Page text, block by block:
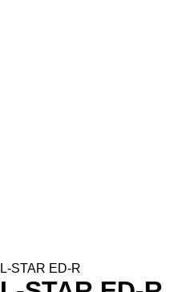
L-STAR ED-R